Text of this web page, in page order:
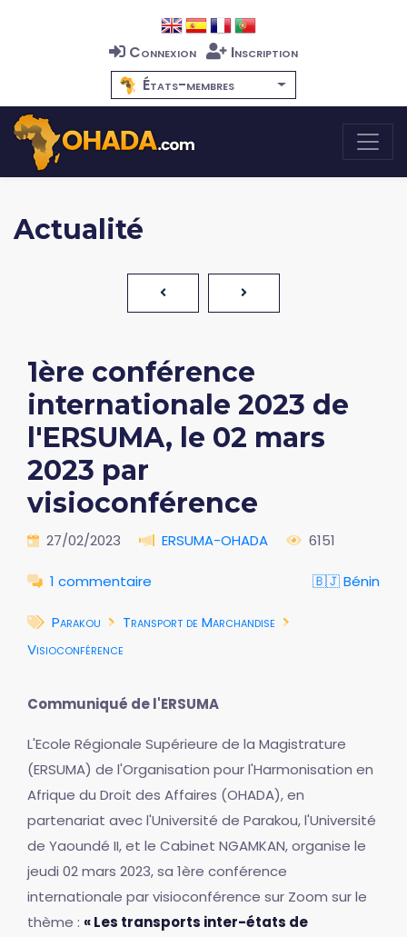
Connexion
Inscription
États-membres
Actualité
1ère conférence
internationale 2023 de
l'ERSUMA, le 02 mars
2023 par
visioconférence
27/02/2023 ERSUMA-OHADA 6151
1 commentaire 🇧🇯 Bénin
Parakou
Transport de Marchandise
Visioconférence
Communiqué de l'ERSUMA
L'Ecole Régionale Supérieure de la Magistrature
(ERSUMA) de l'Organisation pour l'Harmonisation en
Afrique du Droit des Affaires (OHADA), en
partenariat avec l'Université de Parakou, l'Université
de Yaoundé II, et le Cabinet NGAMKAN, organise le
jeudi 02 mars 2023, sa 1ère conférence
internationale par visioconférence sur Zoom sur le
thème : « Les transports inter-états de